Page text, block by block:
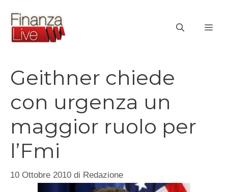
contenuto
Geithner chiede
con urgenza un
maggior ruolo per
l’Fmi
10 Ottobre 2010 di Redazione